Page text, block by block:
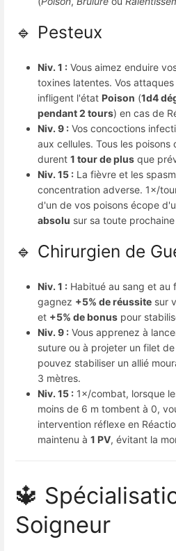
🔹 Pesteux
Niv. 1 : Vous aimez enduire
toxines latentes. Vos
infligent l'état Poison (1d4
pendant 2 tours) en cas de
Niv. 9 : Vos concoctions
aux cellules. Tous les
durent 1 tour de plus que
Niv. 15 : La fièvre et les
concentration adverse. 1×/
d'un de vos poisons écope
absolu sur sa toute
🔹 Chirurgien de
Niv. 1 : Habitué au sang et au
gagnez +5% de réussite sur
et +5% de bonus pour
Niv. 9 : Vous apprenez à
suture ou à projeter un filet
pouvez stabiliser un allié
3 mètres.
Niv. 15 : 1×/combat, lorsque
moins de 6 m tombent à 0,
intervention réflexe en
maintenu à 1 PV, évitant la
🔱
Soigneur